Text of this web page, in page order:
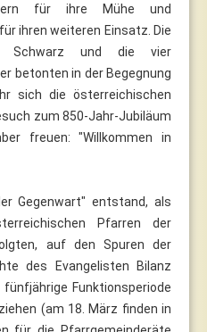
für ihre Mühe und
ihren weiteren Einsatz. Die
Schwarz und die vier
betonten in der Begegnung
sich die österreichischen
zum 850-Jahr-Jubiläum
freuen: "Willkommen in
Gegenwart" entstand, als
Pfarren der
auf den Spuren der
des Evangelisten Bilanz
Funktionsperiode
(am 18. März finden in